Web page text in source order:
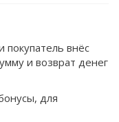
покупатель внёс
и возврат денег
для